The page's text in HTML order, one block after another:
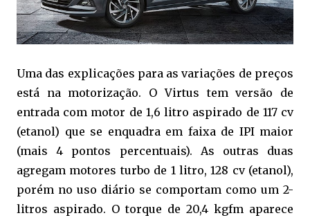
Uma das explicações para as variações de preços
está na motorização. O Virtus tem versão de
entrada com motor de 1,6 litro aspirado de 117 cv
(etanol) que se enquadra em faixa de IPI maior
(mais 4 pontos percentuais). As outras duas
agregam motores turbo de 1 litro, 128 cv (etanol),
porém no uso diário se comportam como um 2-
litros aspirado. O torque de 20,4 kgfm aparece